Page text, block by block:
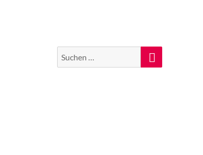
Suche
nach:
Suchen